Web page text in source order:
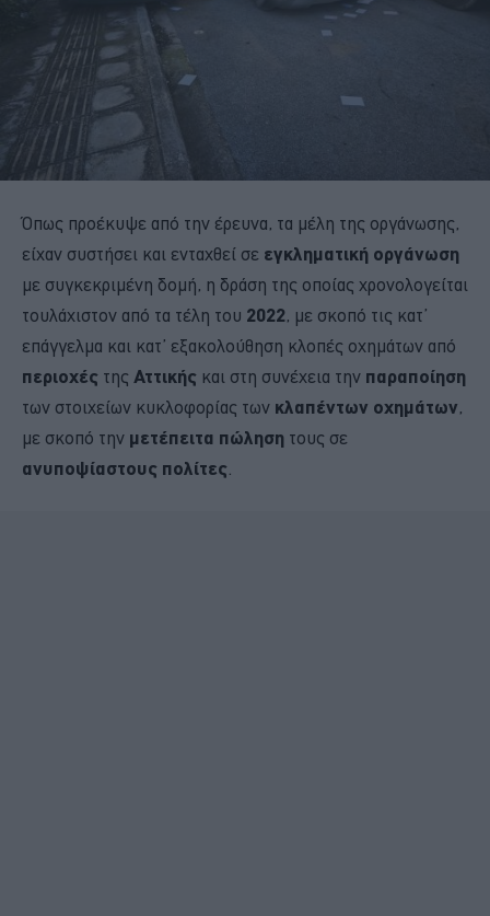
Όπως προέκυψε από την έρευνα, τα μέλη της οργάνωσης,
είχαν συστήσει και ενταχθεί σε εγκληματική οργάνωση
με συγκεκριμένη δομή, η δράση της οποίας χρονολογείται
τουλάχιστον από τα τέλη του 2022, με σκοπό τις κατ’
επάγγελμα και κατ’ εξακολούθηση κλοπές οχημάτων από
περιοχές της Αττικής και στη συνέχεια την παραποίηση
των στοιχείων κυκλοφορίας των κλαπέντων οχημάτων,
με σκοπό την μετέπειτα πώληση τους σε
ανυποψίαστους πολίτες